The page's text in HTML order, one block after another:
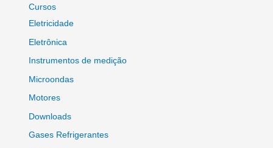
Cursos
Eletricidade
Eletrônica
Instrumentos de medição
Microondas
Motores
Downloads
Gases Refrigerantes